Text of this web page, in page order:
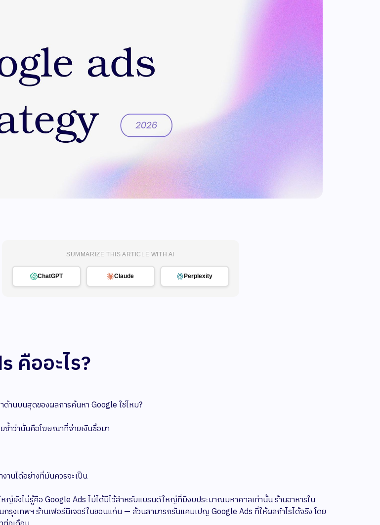
SUMMARIZE THIS ARTICLE WITH AI
ChatGPT Claude Perplexity
คืออะไร?
านบนสุดของผลการค้นหา Google ใช่ไหม?
ซ้ำว่านั่นคือโฆษณาที่จ่ายเงินซื้อมา
านได้อย่างที่มันควรจะเป็น
หญ่ยังไม่รู้คือ Google Ads ไม่ได้มีไว้สำหรับแบรนด์ใหญ่ที่มีงบประมาณมหาศาลเท่านั้น ร้านอาหารใน
กรุงเทพฯ ร้านเฟอร์นิเจอร์ในขอนแก่น — ล้วนสามารถรันแคมเปญ Google Ads ที่ให้ผลกำไรได้จริง โดย